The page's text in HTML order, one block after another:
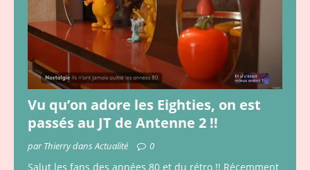
Vu qu’on adore les Eighties, on est
passés au JT de Antenne 2 !!
par Thierry dans Actualité 0
Salut les fans des années 80 et du rétro !! Récemment